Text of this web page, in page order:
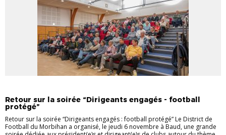
Retour sur la soirée “Dirigeants engagés - football
protégé”
Retour sur la soirée “Dirigeants engagés : football protégé” Le District de
Football du Morbihan a organisé, le jeudi 6 novembre à Baud, une grande